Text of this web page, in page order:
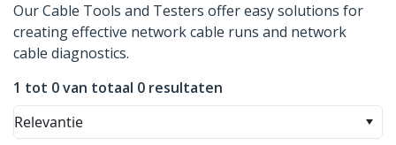
Our Cable Tools and Testers offer easy solutions for
creating effective network cable runs and network
cable diagnostics.
1 tot 0 van totaal 0 resultaten
Relevantie